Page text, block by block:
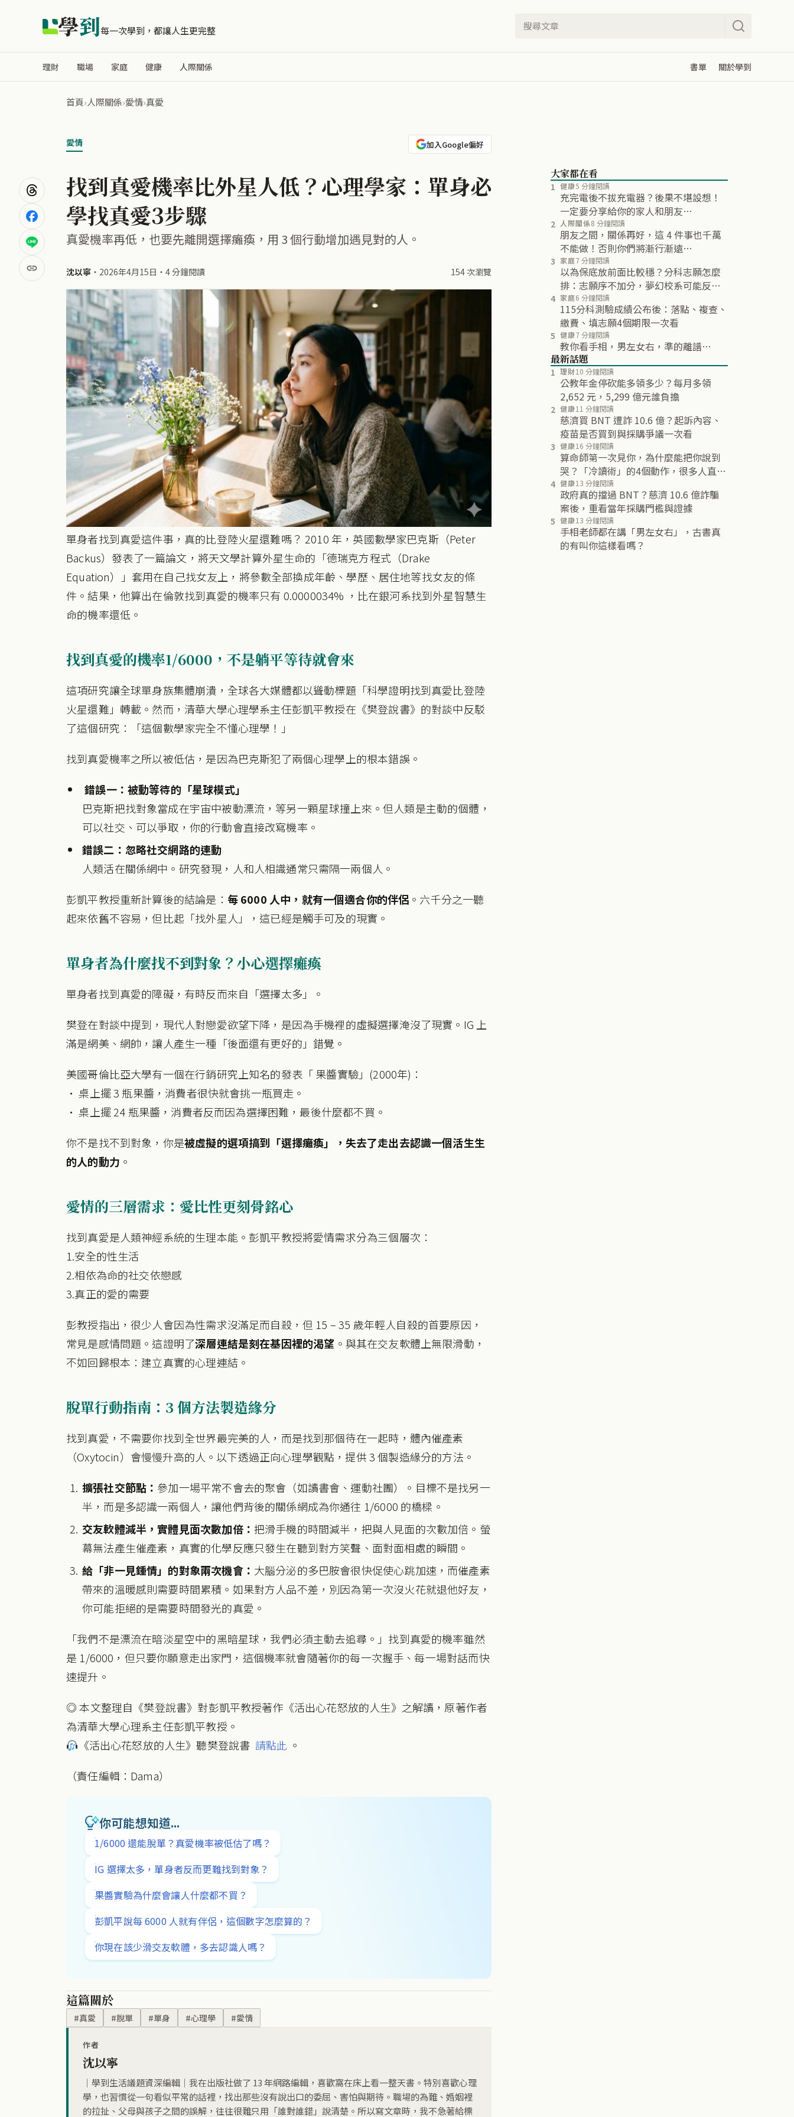
學到每一次學到，都讓人生更完整
理財 職場 家庭 健康 人際關係 書單 關於學到
首頁›人際關係›愛情›真愛
愛情 加入Google偏好
找到真愛機率比外星人低？心理學家：單身必
學找真愛3步驟
真愛機率再低，也要先離開選擇癱瘓，用 3 個行動增加遇見對的人。
沈以寧 ・ 2026年4月15日 ・ 4 分鐘閱讀 154 次瀏覽
單身者找到真愛這件事，真的比登陸火星還難嗎？ 2010 年，英國數學家巴克斯（Peter
Backus）發表了一篇論文，將天文學計算外星生命的「德瑞克方程式（Drake
Equation）」套用在自己找女友上，將參數全部換成年齡、學歷、居住地等找女友的條
件。結果，他算出在倫敦找到真愛的機率只有 0.0000034% ，比在銀河系找到外星智慧生
命的機率還低。
找到真愛的機率1/6000，不是躺平等待就會來
這項研究讓全球單身族集體崩潰，全球各大媒體都以聳動標題「科學證明找到真愛比登陸
火星還難」轉載。然而，清華大學心理學系主任彭凱平教授在《樊登說書》的對談中反駁
了這個研究：「這個數學家完全不懂心理學！」
找到真愛機率之所以被低估，是因為巴克斯犯了兩個心理學上的根本錯誤。
錯誤一：被動等待的「星球模式」
巴克斯把找對象當成在宇宙中被動漂流，等另一顆星球撞上來。但人類是主動的個體，
可以社交、可以爭取，你的行動會直接改寫機率。
錯誤二：忽略社交網路的連動
人類活在關係網中。研究發現，人和人相識通常只需隔一兩個人。
彭凱平教授重新計算後的結論是： 每 6000 人中，就有一個適合你的伴侶 。六千分之一聽
起來依舊不容易，但比起「找外星人」，這已經是觸手可及的現實。
單身者為什麼找不到對象？小心選擇癱瘓
單身者找到真愛的障礙，有時反而來自「選擇太多」。
樊登在對談中提到，現代人對戀愛欲望下降，是因為手機裡的虛擬選擇淹沒了現實。IG 上
滿是網美、網帥，讓人產生一種「後面還有更好的」錯覺。
美國哥倫比亞大學有一個在行銷研究上知名的發表「 果醬實驗」(2000年)：
• 桌上擺 3 瓶果醬，消費者很快就會挑一瓶買走。
• 桌上擺 24 瓶果醬，消費者反而因為選擇困難，最後什麼都不買。
你不是找不到對象，你是被虛擬的選項搞到「選擇癱瘓」，失去了走出去認識一個活生生
的人的動力 。
愛情的三層需求：愛比性更刻骨銘心
找到真愛是人類神經系統的生理本能。彭凱平教授將愛情需求分為三個層次：
1.安全的性生活
2.相依為命的社交依戀感
3.真正的愛的需要
彭教授指出，很少人會因為性需求沒滿足而自殺，但 15 – 35 歲年輕人自殺的首要原因，
常見是感情問題。這證明了深層連結是刻在基因裡的渴望 。與其在交友軟體上無限滑動，
不如回歸根本：建立真實的心理連結。
脫單行動指南：3 個方法製造緣分
找到真愛，不需要你找到全世界最完美的人，而是找到那個待在一起時，體內催產素
（Oxytocin）會慢慢升高的人。以下透過正向心理學觀點，提供 3 個製造緣分的方法。
擴張社交節點： 參加一場平常不會去的聚會（如讀書會、運動社團）。目標不是找另一
半，而是多認識一兩個人，讓他們背後的關係網成為你通往 1/6000 的橋樑。
交友軟體減半，實體見面次數加倍： 把滑手機的時間減半，把與人見面的次數加倍。螢
幕無法產生催產素，真實的化學反應只發生在聽到對方笑聲、面對面相處的瞬間。
給「非一見鍾情」的對象兩次機會： 大腦分泌的多巴胺會很快促使心跳加速，而催產素
帶來的溫暖感則需要時間累積。如果對方人品不差，別因為第一次沒火花就退他好友，
你可能拒絕的是需要時間發光的真愛。
「我們不是漂流在暗淡星空中的黑暗星球，我們必須主動去追尋。」找到真愛的機率雖然
是 1/6000，但只要你願意走出家門，這個機率就會隨著你的每一次握手、每一場對話而快
速提升。
◎ 本文整理自《樊登說書》對彭凱平教授著作《活出心花怒放的人生》之解讀，原著作者
為清華大學心理系主任彭凱平教授。
《活出心花怒放的人生》聽樊登說書 請點此 。
（責任編輯：Dama）
你可能想知道...
1/6000 還能脫單？真愛機率被低估了嗎？
IG 選擇太多，單身者反而更難找到對象？
果醬實驗為什麼會讓人什麼都不買？
彭凱平說每 6000 人就有伴侶，這個數字怎麼算的？
你現在該少滑交友軟體，多去認識人嗎？
這篇關於
#真愛 #脫單 #單身 #心理學 #愛情
作者
沈以寧
｜學到生活議題資深編輯｜我在出版社做了 13 年網路編輯，喜歡窩在床上看一整天書。特別喜歡心理
學，也習慣從一句看似平常的話裡，找出那些沒有說出口的委屈、害怕與期待。職場的為難、婚姻裡
的拉扯、父母與孩子之間的誤解，往往很難只用「誰對誰錯」說清楚。所以寫文章時，我不急著給標
大家都在看
1 健康5 分鐘閱讀
充完電後不拔充電器？後果不堪設想！
一定要分享給你的家人和朋友…
2 人際關係8 分鐘閱讀
朋友之間，關係再好，這 4 件事也千萬
不能做！否則你們將漸行漸遠…
3 家庭7 分鐘閱讀
以為保底放前面比較穩？分科志願怎麼
排：志願序不加分，夢幻校系可能反而
不再分發
4 家庭6 分鐘閱讀
115分科測驗成績公布後：落點、複查、
繳費、填志願4個期限一次看
5 健康7 分鐘閱讀
教你看手相，男左女右，準的離譜…
最新話題
1 理財10 分鐘閱讀
公教年金停砍能多領多少？每月多領
2,652 元，5,299 億元誰負擔
2 健康11 分鐘閱讀
慈濟買 BNT 遭詐 10.6 億？起訴內容、
疫苗是否買到與採購爭議一次看
3 健康16 分鐘閱讀
算命師第一次見你，為什麼能把你說到
哭？「冷讀術」的4個動作，很多人直到
最後都沒發現
4 健康13 分鐘閱讀
政府真的擋過 BNT？慈濟 10.6 億詐騙
案後，重看當年採購門檻與證據
5 健康13 分鐘閱讀
手相老師都在講「男左女右」，古書真
的有叫你這樣看嗎？